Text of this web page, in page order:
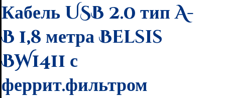
Кабель USB 2.0 тип A-
B 1,8 метра Belsis
BW1411 с
феррит.фильтром